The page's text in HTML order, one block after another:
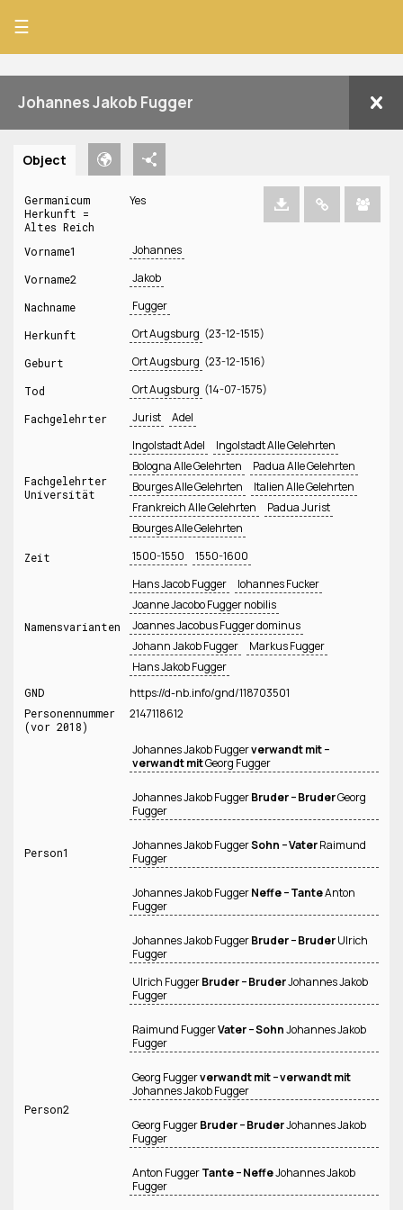
☰
Johannes Jakob Fugger
Object
Germanicum
Herkunft =
Altes Reich
Yes
Vorname1 Johannes
Vorname2 Jakob
Nachname Fugger
Herkunft Ort Augsburg (23-12-1515)
Geburt Ort Augsburg (23-12-1516)
Tod Ort Augsburg (14-07-1575)
Fachgelehrter Jurist Adel
Fachgelehrter
Universität
Ingolstadt Adel
Ingolstadt Alle Gelehrten
Bologna Alle Gelehrten
Padua Alle Gelehrten
Bourges Alle Gelehrten
Italien Alle Gelehrten
Frankreich Alle Gelehrten
Padua Jurist
Bourges Alle Gelehrten
Zeit 1500-1550 1550-1600
Namensvarianten
Hans Jacob Fugger
Iohannes Fucker
Joanne Jacobo Fugger nobilis
Joannes Jacobus Fugger dominus
Johann Jakob Fugger
Markus Fugger
Hans Jakob Fugger
GND https://d-nb.info/gnd/118703501
Personennummer
(vor 2018)
2147118612
Person1
Johannes Jakob Fuggerverwandt mit −
verwandt mitGeorg Fugger
Johannes Jakob FuggerBruder − BruderGeorg
Fugger
Johannes Jakob FuggerSohn − VaterRaimund
Fugger
Johannes Jakob FuggerNeffe − TanteAnton
Fugger
Johannes Jakob FuggerBruder − BruderUlrich
Fugger
Person2
Ulrich FuggerBruder − BruderJohannes Jakob
Fugger
Raimund FuggerVater − SohnJohannes Jakob
Fugger
Georg Fuggerverwandt mit − verwandt mit
Johannes Jakob Fugger
Georg FuggerBruder − BruderJohannes Jakob
Fugger
Anton FuggerTante − NeffeJohannes Jakob
Fugger